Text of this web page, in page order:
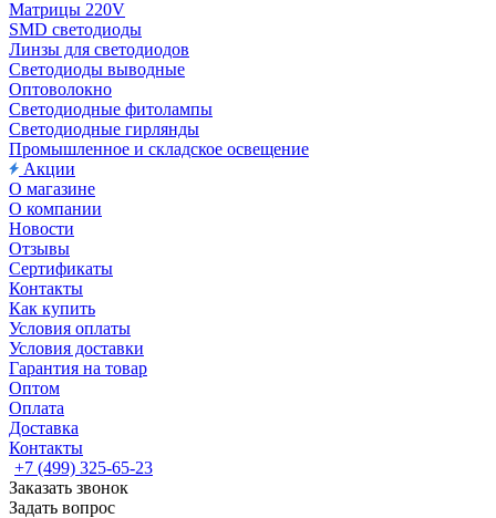
Матрицы 220V
SMD светодиоды
Линзы для светодиодов
Светодиоды выводные
Оптоволокно
Светодиодные фитолампы
Светодиодные гирлянды
Промышленное и складское освещение
Акции
О магазине
О компании
Новости
Отзывы
Сертификаты
Контакты
Как купить
Условия оплаты
Условия доставки
Гарантия на товар
Оптом
Оплата
Доставка
Контакты
+7 (499) 325-65-23
Заказать звонок
Задать вопрос